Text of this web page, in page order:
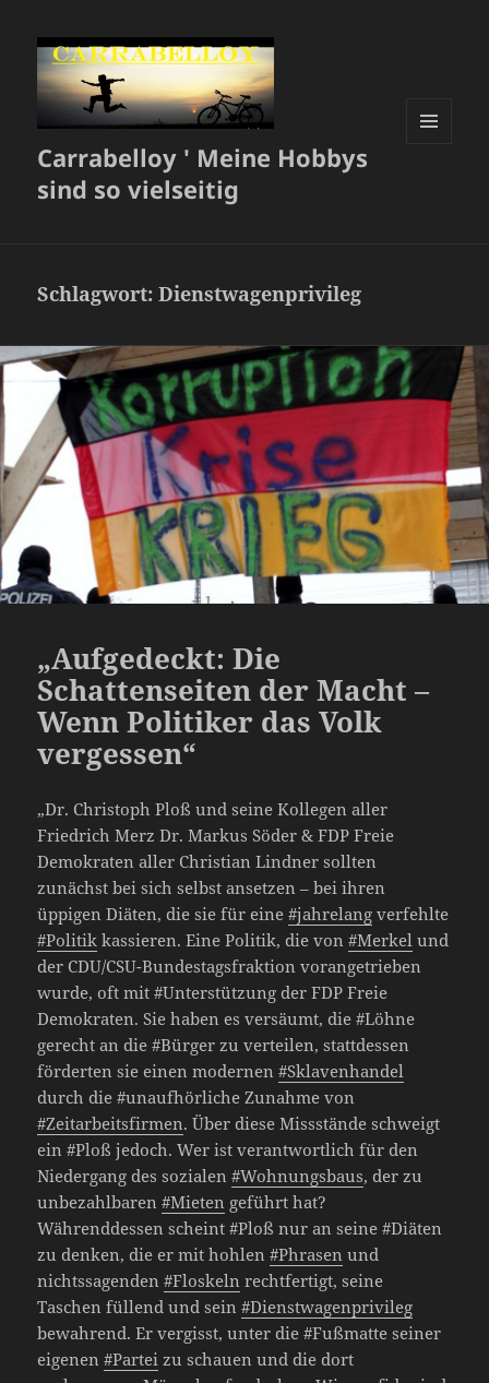
Carrabelloy ' Meine Hobbys
sind so vielseitig
Schlagwort:Dienstwagenprivileg
„Aufgedeckt: Die
Schattenseiten der Macht –
Wenn Politiker das Volk
vergessen“
„Dr. Christoph Ploß und seine Kollegen aller
Friedrich Merz Dr. Markus Söder & FDP Freie
Demokraten aller Christian Lindner sollten
zunächst bei sich selbst ansetzen – bei ihren
üppigen Diäten, die sie für eine#jahrelang verfehlte
#Politik kassieren. Eine Politik, die von#Merkel und
der CDU/CSU-Bundestagsfraktion vorangetrieben
wurde, oft mit #Unterstützung der FDP Freie
Demokraten. Sie haben es versäumt, die #Löhne
gerecht an die #Bürger zu verteilen, stattdessen
förderten sie einen modernen#Sklavenhandel
durch die #unaufhörliche Zunahme von
#Zeitarbeitsfirmen. Über diese Missstände schweigt
ein #Ploß jedoch. Wer ist verantwortlich für den
Niedergang des sozialen#Wohnungsbaus, der zu
unbezahlbaren#Mieten geführt hat?
Währenddessen scheint #Ploß nur an seine #Diäten
zu denken, die er mit hohlen#Phrasen und
nichtssagenden#Floskeln rechtfertigt, seine
Taschen füllend und sein#Dienstwagenprivileg
bewahrend. Er vergisst, unter die #Fußmatte seiner
eigenen#Partei zu schauen und die dort